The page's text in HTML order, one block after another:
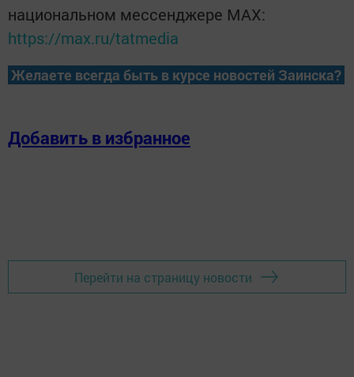
национальном мессенджере MАХ:
https://max.ru/tatmedia
Желаете всегда быть в курсе новостей Заинска?
Добавить в избранное
Перейти на страницу новости